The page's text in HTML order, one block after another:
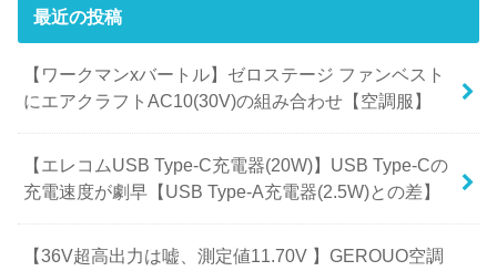
最近の投稿
【ワークマンxバートル】ゼロステージ ファンベスト
にエアクラフトAC10(30V)の組み合わせ【空調服】
【エレコムUSB Type-C充電器(20W)】USB Type-Cの
充電速度が劇早【USB Type-A充電器(2.5W)との差】
【36V超高出力は嘘、測定値11.70V 】GEROUO空調